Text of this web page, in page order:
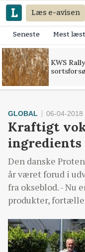
Læs e-avisen
Seneste Mest
KWS
GLOBAL 06-04-2018
Kraftigt
Den danske
år været forud i
fra okseblod. - Nu
produkter,